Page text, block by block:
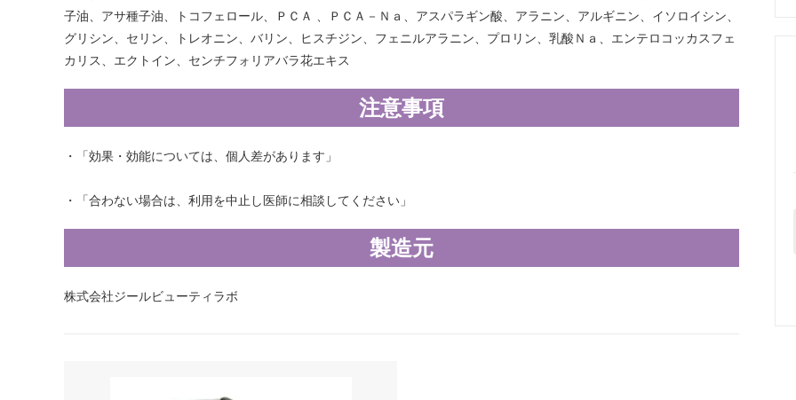
子油、アサ種子油、トコフェロール、ＰＣＡ 、ＰＣＡ－Ｎａ、アスパラギン酸、アラニン、アルギニン、イソロイシン、
グリシン、セリン、トレオニン、バリン、ヒスチジン、フェニルアラニン、プロリン、乳酸Ｎａ、エンテロコッカスフェ
カリス、エクトイン、センチフォリアバラ花エキス
注意事項
・「効果・効能については、個人差があります」
・「合わない場合は、利用を中止し医師に相談してください」
製造元
株式会社ジールビューティラボ